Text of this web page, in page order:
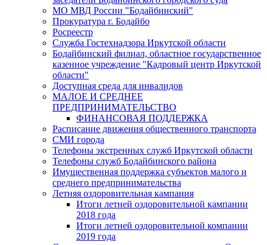
МО МВД России "Бодайбинский"
Прокуратура г. Бодайбо
Росреестр
Служба Гостехнадзора Иркутской области
Бодайбинский филиал, областное государственное
казенное учреждение "Кадровый центр Иркутской
области"
Доступная среда для инвалидов
МАЛОЕ И СРЕДНЕЕ
ПРЕДПРИНИМАТЕЛЬСТВО
ФИНАНСОВАЯ ПОДДЕРЖКА
Расписание движения общественного транспорта
СМИ города
Телефоны экстренных служб Иркутской области
Телефоны служб Бодайбинского района
Имущественная поддержка субъектов малого и
среднего предпринимательства
Летняя оздоровительная кампания
Итоги летней оздоровительной кампании
2018 года
Итоги летней оздоровительной компании
2019 года